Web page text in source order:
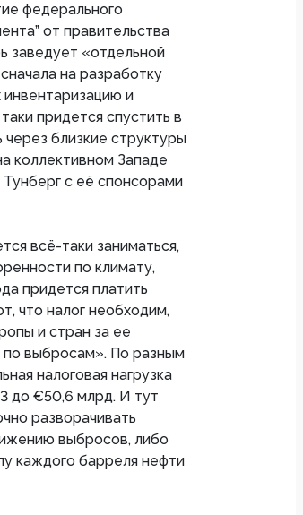
федерального
от правительства
заведует «отдельной
на разработку
и
придется спустить в
через близкие структуры
коллективном Западе
с её спонсорами
всё-таки заниматься,
по климату,
придется платить
что налог необходим,
и стран за ее
по выбросам». По разным
налоговая нагрузка
до €50,6 млрд. И тут
разворачивать
выбросов, либо
каждого барреля нефти